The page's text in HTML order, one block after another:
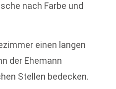
nach Farbe und
einen langen
der Ehemann
Stellen bedecken.